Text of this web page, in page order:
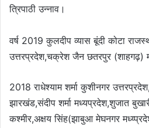
त्रिपाठी उन्नाव।
वर्ष 2019 कुलदीप व्यास बूंदी कोटा
उत्तरप्रदेश,चक्रेश जैन छतरपुर (शाहगढ़)
2018 राधेश्याम शर्मा कुशीनगर
झारखंड,संदीप शर्मा मध्यप्रदेश,शुजात
कश्मीर,अक्षय सिंह(झाबुआ मेघनगर